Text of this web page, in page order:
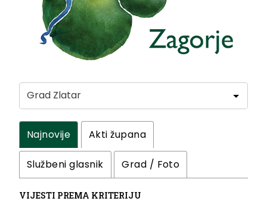
Najnovije Akti župana
Službeni glasnik Grad / Foto
VIJESTI PREMA KRITERIJU